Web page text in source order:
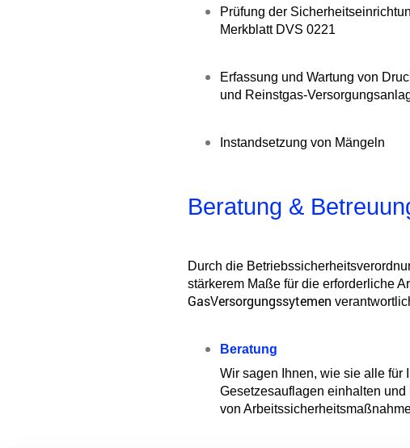
Prüfung der
Merkblatt DVS 0221
Erfassung und Wartung von
und Reinstgas-
Instandsetzung von Mängeln
Beratung &
Durch die
stärkerem Maße für die erforderliche
GasVersorgungssytemen
Beratung
Wir sagen Ihnen, wie sie alle für
Gesetzesauflagen einhalten
von